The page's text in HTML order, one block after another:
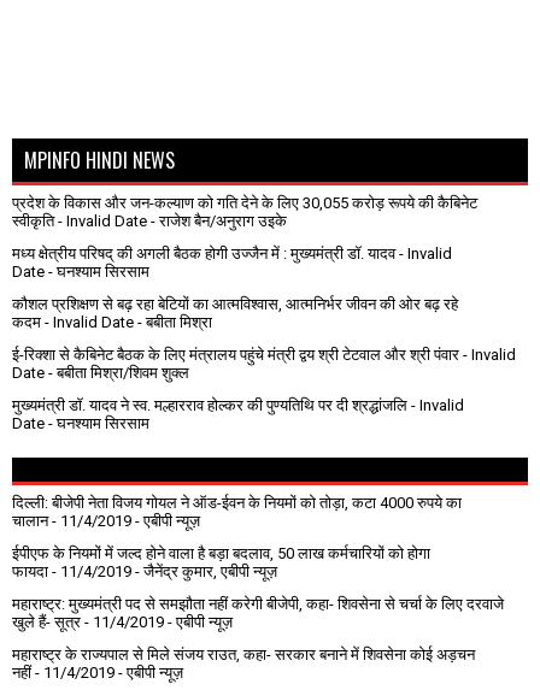
MPINFO HINDI NEWS
प्रदेश के विकास और जन-कल्याण को गति देने के लिए 30,055 करोड़ रूपये की कैबिनेट
स्वीकृति- Invalid Date - राजेश बैन/अनुराग उइके
मध्य क्षेत्रीय परिषद् की अगली बैठक होगी उज्जैन में : मुख्यमंत्री डॉ. यादव- Invalid
Date - घनश्याम सिरसाम
कौशल प्रशिक्षण से बढ़ रहा बेटियों का आत्मविश्वास, आत्मनिर्भर जीवन की ओर बढ़ रहे
कदम - Invalid Date - बबीता मिश्रा
ई-रिक्शा से कैबिनेट बैठक के लिए मंत्रालय पहुंचे मंत्री द्वय श्री टेटवाल और श्री पंवार - Invalid
Date - बबीता मिश्रा/शिवम शुक्ल
मुख्यमंत्री डॉ. यादव ने स्व. मल्हारराव होल्कर की पुण्यतिथि पर दी श्रद्धांजलि - Invalid
Date - घनश्याम सिरसाम
दिल्ली: बीजेपी नेता विजय गोयल ने ऑड-ईवन के नियमों को तोड़ा, कटा 4000 रुपये का
चालान- 11/4/2019 - एबीपी न्यूज़
ईपीएफ के नियमों में जल्द होने वाला है बड़ा बदलाव, 50 लाख कर्मचारियों को होगा
फायदा - 11/4/2019 - जैनेंद्र कुमार, एबीपी न्यूज़
महाराष्ट्र: मुख्यमंत्री पद से समझौता नहीं करेगी बीजेपी, कहा- शिवसेना से चर्चा के लिए दरवाजे
खुले हैं- सूत्र - 11/4/2019 - एबीपी न्यूज़
महाराष्ट्र के राज्यपाल से मिले संजय राउत, कहा- सरकार बनाने में शिवसेना कोई अड़चन
नहीं- 11/4/2019 - एबीपी न्यूज़